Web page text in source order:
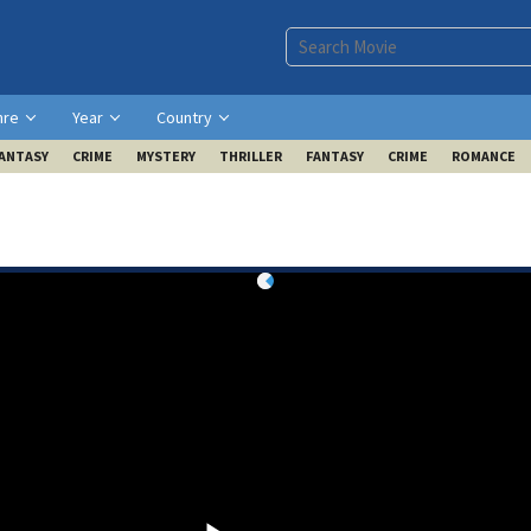
Year Country
CRIME MYSTERY THRILLER FANTASY CRIME ROMANCE